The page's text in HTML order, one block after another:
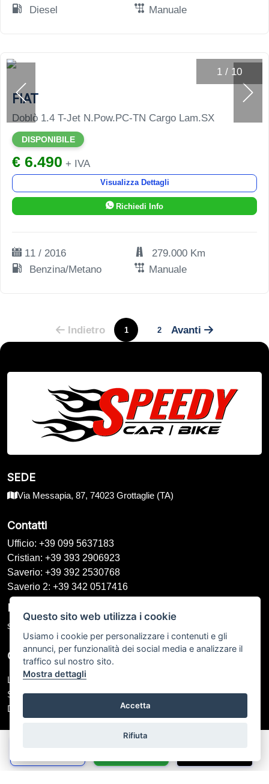
Questo sito web utilizza i cookie
Usiamo i cookie per personalizzare i contenuti e gli
annunci, per funzionalità dei social media e analizzare il
traffico sul nostro sito.
Mostra dettagli
Accetta
Rifiuta
Diesel
Manuale
1 / 10
FIAT
Doblò 1.4 T-Jet N.Pow.PC-TN Cargo Lam.SX
DISPONIBILE
€ 6.490 + IVA
Visualizza Dettagli
Richiedi Info
11 / 2016
279.000 Km
Benzina/Metano
Manuale
Indietro 1 2 Avanti
SEDE
Via Messapia, 87, 74023 Grottaglie (TA)
Contatti
Ufficio: +39 099 5637183
Cristian: +39 393 2906923
Saverio: +39 392 2530768
Saverio 2: +39 342 0517416
Email
speedycarbike76@gmail.com
Orari di Apertura
Lunedì – Venerdì: 09:00 - 13:00 / 16:00 - 20:00
Sabato: 09:00 - 13:00 / Chiuso
Domenica: Chiuso
© Another site by